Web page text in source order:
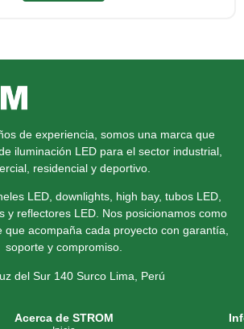
de experiencia, somos una marca que
iluminación LED para el sector industrial,
residencial y deportivo.
LED, downlights, high bay, tubos LED,
y reflectores LED. Nos posicionamos como
que acompaña cada proyecto con garantía,
soporte y compromiso.
del Sur 140 Surco Lima, Perú
Acerca de STROM